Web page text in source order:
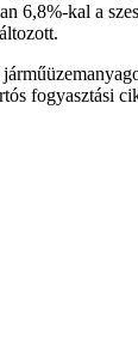
6,8%-kal a
fogyasztási